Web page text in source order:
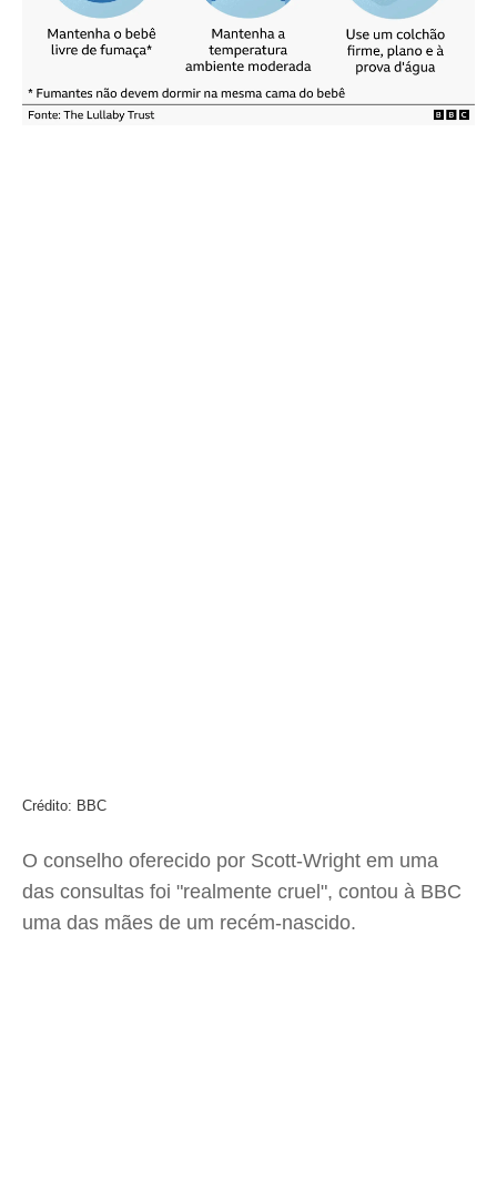
Crédito: BBC
O conselho oferecido por Scott-Wright em uma
das consultas foi "realmente cruel", contou à BBC
uma das mães de um recém-nascido.